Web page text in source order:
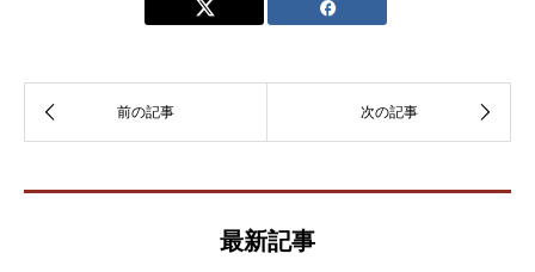
最新記事